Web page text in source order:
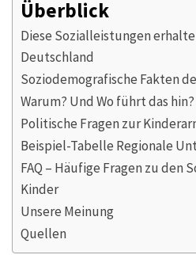
Überblick
Diese Sozialleistungen
Deutschland
Soziodemografische Fakten
Warum? Und Wo führt das hin?
Politische Fragen zur
Beispiel-Tabelle Regionale
FAQ – Häufige Fragen zu den
Kinder
Unsere Meinung
Quellen